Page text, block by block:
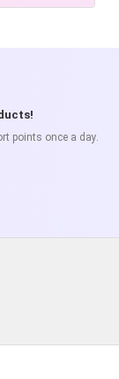
points once a day.